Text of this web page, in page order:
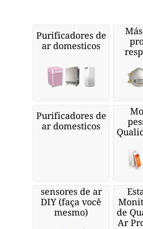
Purificadores de
ar domesticos
Purificadores de
ar domesticos
sensores de ar
DIY (faça você
mesmo)
de
Ar